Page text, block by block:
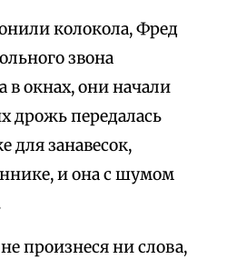
колокола, Фред
звона
в окнах, они начали
дрожь передалась
для занавесок,
и она с шумом
произнеся ни слова,